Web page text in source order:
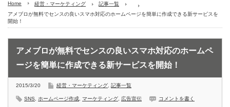
Home 経営・マーケティング
記事一覧
アメブロが無料でセンスの良いスマホ対応のホームページを簡単に作成できる新サービスを
開始！
アメブロが無料でセンスの良いスマホ対応のホームペ
ージを簡単に作成できる新サービスを開始！
2015/3/20 経営・マーケティング 記事一覧
SNS ホームページ作成 マーケティング 広告宣伝 コメントを書く